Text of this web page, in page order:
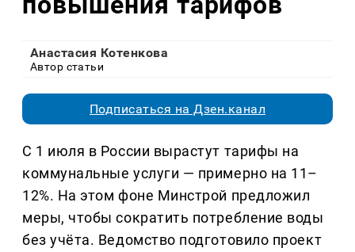
Анастасия Котенкова
Автор статьи
Подписаться на Дзен.канал
С 1 июля в России вырастут тарифы на
коммунальные услуги — примерно на 11–
12%. На этом фоне Минстрой предложил
меры, чтобы сократить потребление воды
без учёта. Ведомство подготовило проект